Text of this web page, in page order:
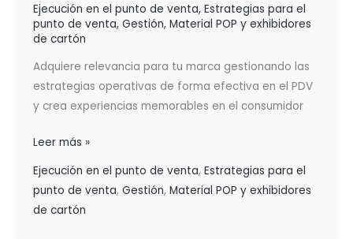
Ejecución en el punto de venta, Estrategias para el
punto de venta, Gestión, Material POP y exhibidores
de cartón
Adquiere relevancia para tu marca gestionando las
estrategias operativas de forma efectiva en el PDV
y crea experiencias memorables en el consumidor
Leer más »
Ejecución en el punto de venta, Estrategias para el
punto de venta, Gestión, Material POP y exhibidores
de cartón